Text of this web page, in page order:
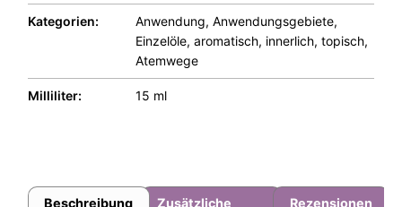
Kategorien: Anwendung,Anwendungsgebiete,
Einzelöle,aromatisch, innerlich,topisch,
Atemwege
Milliliter: 15 ml
Beschreibung
Zusätzliche
Rezensionen